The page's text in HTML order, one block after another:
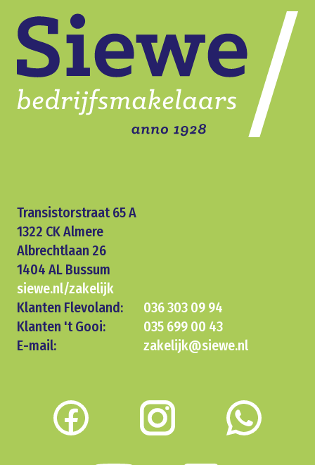
Transistorstraat 65 A
1322 CK Almere
Albrechtlaan 26
1404 AL Bussum
siewe.nl/zakelijk
Klanten Flevoland:
036 303 09 94
Klanten 't Gooi:
035 699 00 43
E-mail:
zakelijk@siewe.nl